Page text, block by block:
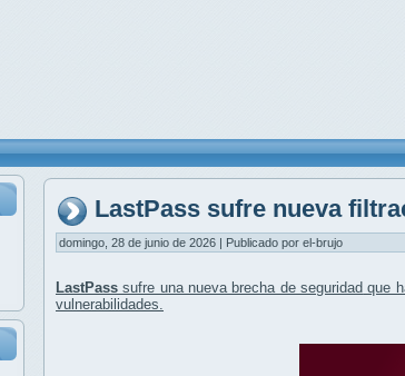
LastPass sufre nueva
domingo, 28 de junio de 2026 | Publicado por el-brujo
LastPass sufre una nueva brecha de seguridad que
vulnerabilidades.